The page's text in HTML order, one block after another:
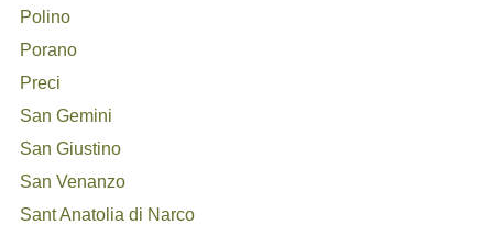
Polino
Porano
Preci
San Gemini
San Giustino
San Venanzo
Sant Anatolia di Narco